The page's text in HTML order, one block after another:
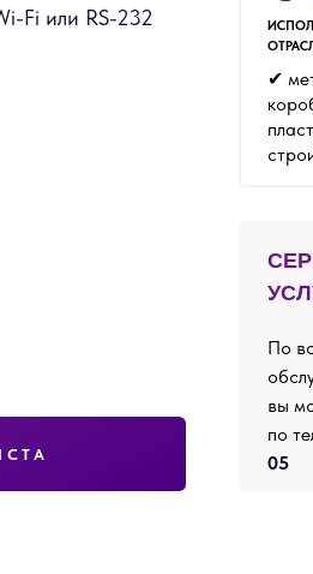
✔ металлы, стекло,
коробки, деревянные
пластмассы, химикаты,
строительные
По вопросу
вы можете связаться с